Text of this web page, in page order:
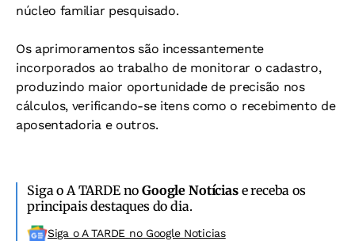
núcleo familiar pesquisado.
Os aprimoramentos são incessantemente
incorporados ao trabalho de monitorar o cadastro,
produzindo maior oportunidade de precisão nos
cálculos, verificando-se itens como o recebimento de
aposentadoria e outros.
Siga o A TARDE noGoogle Notíciase receba os
principais destaques do dia.
Siga o A TARDE no Google Noticias